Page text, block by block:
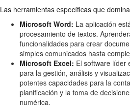
Las herramientas específicas que
Microsoft Word: La aplicación
procesamiento de textos.
funcionalidades para crear
simples comunicados hasta
Microsoft Excel: El software líder
para la gestión, análisis y
potentes capacidades para la
planificación y la toma de
numérica.